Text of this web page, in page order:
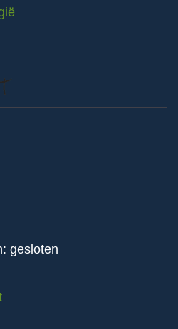
gesloten